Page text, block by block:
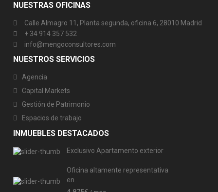
NUESTRAS OFICINAS
Calle Almagro 11, Planta segunda, oficina 6, 28010 Madrid
+ 34 914 357 532
info@mengoconsultores.com
NUESTROS SERVICIOS
Agencia
Capital Markets
Gestión de Patrimonio
Espacios de trabajo
INMUEBLES DESTACADOS
Exclusivo Apartamento exterior
Oficina altamente representativa
en...